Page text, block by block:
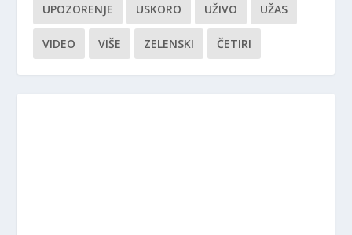
UPOZORENJE USKORO UŽIVO UŽAS
VIDEO VIŠE ZELENSKI ČETIRI